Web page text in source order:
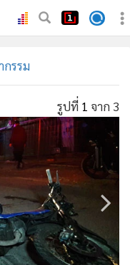
รรม
รูปที่ 1 จาก 3